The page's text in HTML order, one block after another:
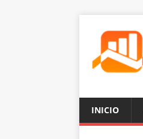
INICIO